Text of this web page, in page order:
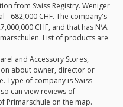
from Swiss Registry. Weniger
- 682,000 CHF. The company's
CHF, and that has N\A
List of products are
and Accessory Stores,
about owner, director or
Type of company is Swiss
can view reviews of
Primarschule on the map.